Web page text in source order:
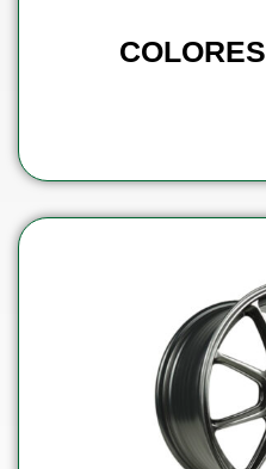
COLORES